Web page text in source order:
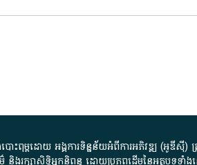
ពុម្ព​ដោយ​ អង្គការ​ទិន្នន័យ​អំពី​ការអភិវឌ្ឍ​​ (អូ​ឌី​ស៊ី)​ ត្
ង​រក្សាសិទ្ធិអ្នកនិពន្ធ ដោយ​ប្រភពដើម​នៃ​​អត្ថបទ